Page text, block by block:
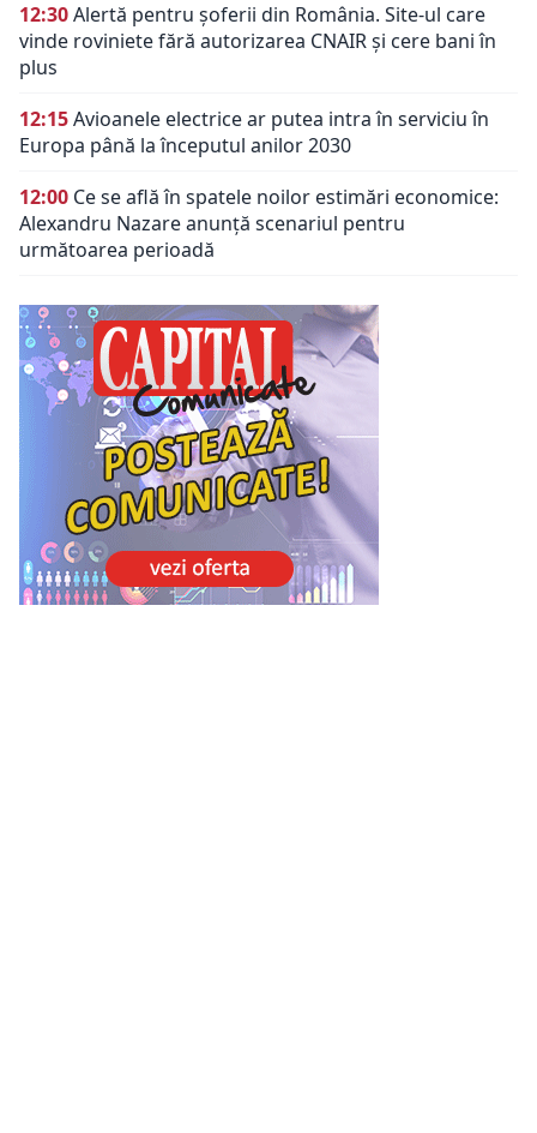
12:30Alertă pentru șoferii din România. Site-ul care
vinde roviniete fără autorizarea CNAIR și cere bani în
plus
12:15Avioanele electrice ar putea intra în serviciu în
Europa până la începutul anilor 2030
12:00 Ce se află în spatele noilor estimări economice:
Alexandru Nazare anunță scenariul pentru
următoarea perioadă